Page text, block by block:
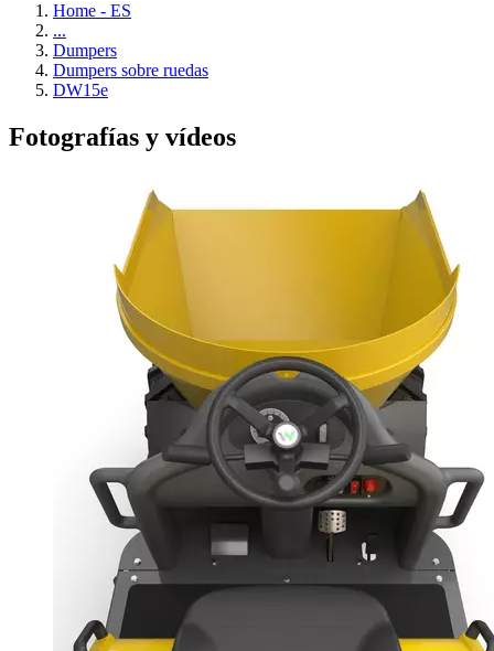
Home - ES
...
Dumpers
Dumpers sobre ruedas
DW15e
Fotografías y vídeos